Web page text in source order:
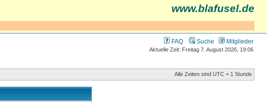
www.blafusel.de
FAQ Suche Mitglieder
Aktuelle Zeit: Freitag 7. August 2026, 19:06
Alle Zeiten sind UTC + 1 Stunde